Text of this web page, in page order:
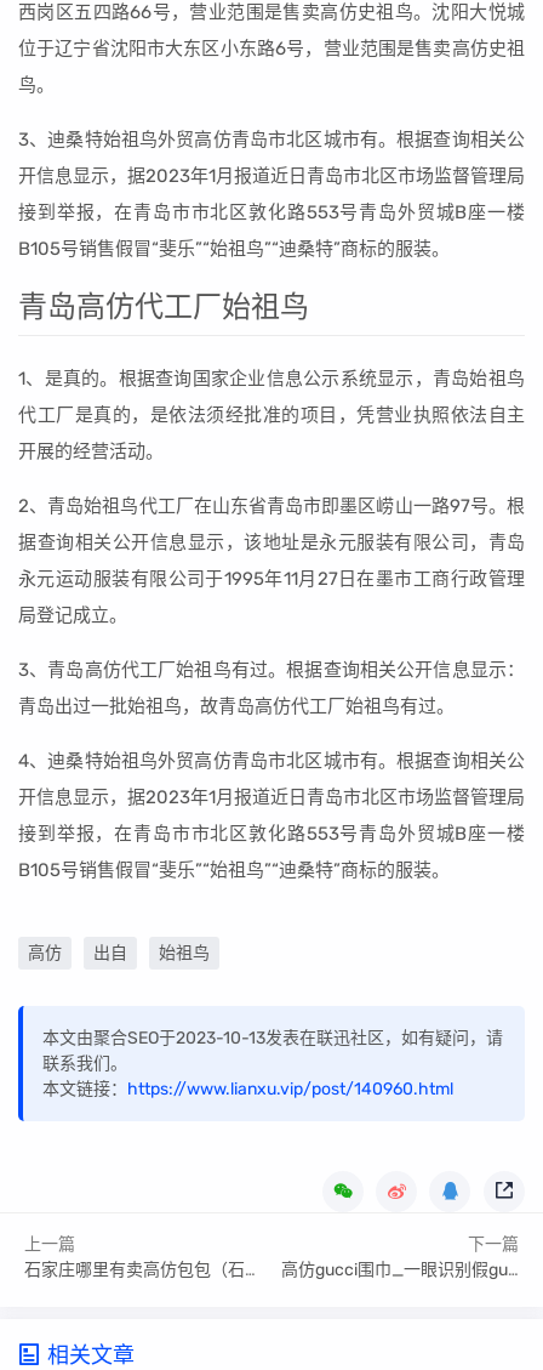
西岗区五四路66号，营业范围是售卖高仿史祖鸟。沈阳大悦城
位于辽宁省沈阳市大东区小东路6号，营业范围是售卖高仿史祖
鸟。
3、迪桑特始祖鸟外贸高仿青岛市北区城市有。根据查询相关公
开信息显示，据2023年1月报道近日青岛市北区市场监督管理局
接到举报，在青岛市市北区敦化路553号青岛外贸城B座一楼
B105号销售假冒“斐乐”“始祖鸟”“迪桑特”商标的服装。
青岛高仿代工厂始祖鸟
1、是真的。根据查询国家企业信息公示系统显示，青岛始祖鸟
代工厂是真的，是依法须经批准的项目，凭营业执照依法自主
开展的经营活动。
2、青岛始祖鸟代工厂在山东省青岛市即墨区崂山一路97号。根
据查询相关公开信息显示，该地址是永元服装有限公司，青岛
永元运动服装有限公司于1995年11月27日在墨市工商行政管理
局登记成立。
3、青岛高仿代工厂始祖鸟有过。根据查询相关公开信息显示：
青岛出过一批始祖鸟，故青岛高仿代工厂始祖鸟有过。
4、迪桑特始祖鸟外贸高仿青岛市北区城市有。根据查询相关公
开信息显示，据2023年1月报道近日青岛市北区市场监督管理局
接到举报，在青岛市市北区敦化路553号青岛外贸城B座一楼
B105号销售假冒“斐乐”“始祖鸟”“迪桑特”商标的服装。
高仿 出自 始祖鸟
本文由聚合SEO于2023-10-13发表在联迅社区，如有疑问，请
联系我们。
本文链接： https://www.lianxu.vip/post/140960.html
上一篇
石家庄哪里有卖高仿包包（石家庄哪有高仿lv得）
下一篇
高仿gucci围巾_一眼识别假gucci围巾
相关文章